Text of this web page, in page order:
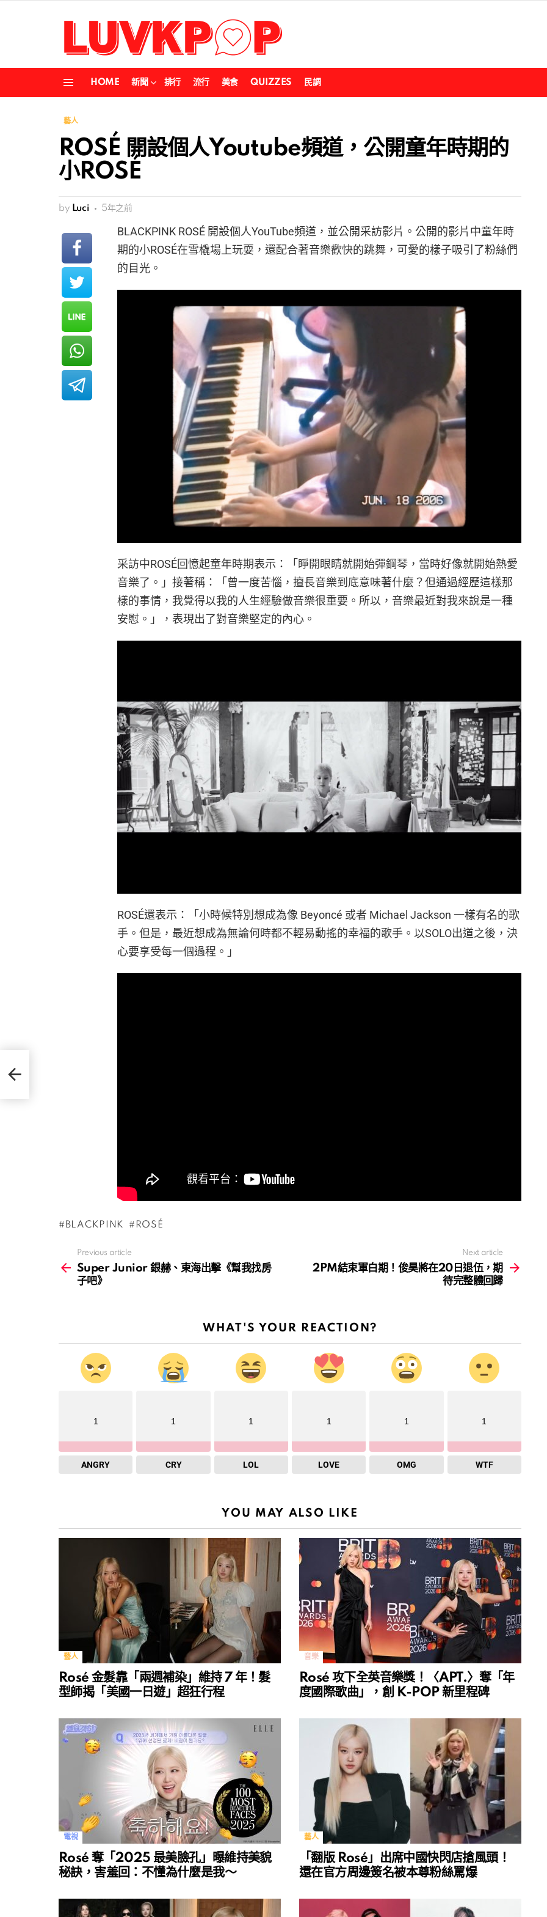
HOME 新聞 排行 流行 美食 QUIZZES 民調
藝人
ROSÉ 開設個人Youtube頻道，公開童年時期的
小ROSÉ
by Luci 5年之前
BLACKPINK ROSÉ 開設個人YouTube頻道，並公開采訪影片。公開的影片中童年時
期的小ROSÉ在雪橇場上玩耍，還配合著音樂歡快的跳舞，可愛的樣子吸引了粉絲們
的目光。
采訪中ROSÉ回憶起童年時期表示：「睜開眼睛就開始彈鋼琴，當時好像就開始熱愛
音樂了。」接著稱：「曾一度苦惱，擅長音樂到底意味著什麼？但通過經歷這樣那
樣的事情，我覺得以我的人生經驗做音樂很重要。所以，音樂最近對我來說是一種
安慰。」，表現出了對音樂堅定的內心。
ROSÉ還表示：「小時候特別想成為像 Beyoncé 或者 Michael Jackson 一樣有名的歌
手。但是，最近想成為無論何時都不輕易動搖的幸福的歌手。以SOLO出道之後，決
心要享受每一個過程。」
BLACKPINK ROSÉ
more
Previous article
Super Junior 銀赫、東海出擊《幫我找房
子吧》
Next article
2PM結束軍白期！俊昊將在20日退伍，期
待完整體回歸
WHAT'S YOUR REACTION?
1
ANGRY
1
CRY
1
LOL
1
LOVE
1
OMG
1
WTF
YOU MAY ALSO LIKE
藝人
Rosé 金髮靠「兩週補染」維持 7 年！髮
型師揭「美國一日遊」超狂行程
音樂
Rosé 攻下全英音樂獎！〈APT.〉奪「年
度國際歌曲」，創 K-POP 新里程碑
電視
Rosé 奪「2025 最美臉孔」曝維持美貌
秘訣，害羞回：不懂為什麼是我～
藝人
「翻版 Rosé」出席中國快閃店搶風頭！
還在官方周邊簽名被本尊粉絲罵爆